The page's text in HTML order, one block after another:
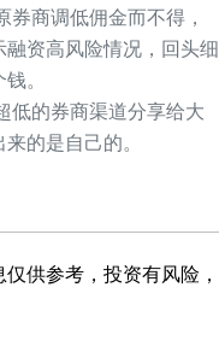
商调低佣金而不得，
资高风险情况，回头细
。
的券商渠道分享给大
的是自己的。
供参考，投资有风险，